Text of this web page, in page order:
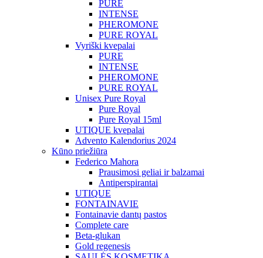
PURE
INTENSE
PHEROMONE
PURE ROYAL
Vyriški kvepalai
PURE
INTENSE
PHEROMONE
PURE ROYAL
Unisex Pure Royal
Pure Royal
Pure Royal 15ml
UTIQUE kvepalai
Advento Kalendorius 2024
Kūno priežiūra
Federico Mahora
Prausimosi geliai ir balzamai
Antiperspirantai
UTIQUE
FONTAINAVIE
Fontainavie dantų pastos
Complete care
Beta-glukan
Gold regenesis